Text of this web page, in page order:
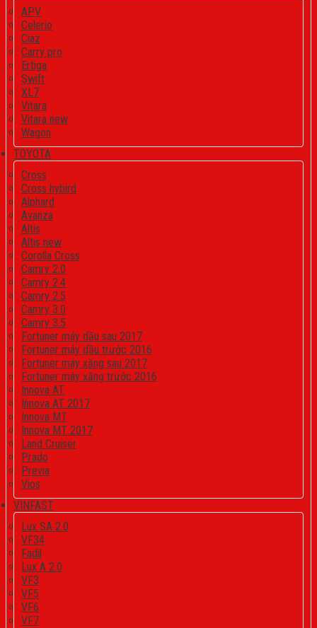
APV
Celerio
Ciaz
Carry pro
Ertiga
Swift
XL7
Vitara
Vitara new
Wagon
TOYOTA
Cross
Cross hybird
Alphard
Avanza
Altis
Altis new
Corolla Cross
Camry 2.0
Camry 2.4
Camry 2.5
Camry 3.0
Camry 3.5
Fortuner máy dầu sau 2017
Fortuner máy dầu trước 2016
Fortuner máy xăng sau 2017
Fortuner máy xăng trước 2016
Innova AT
Innova AT 2017
Innova MT
Innova MT 2017
Land Cruiser
Prado
Previa
Vios
VINFAST
Lux SA 2.0
VF34
Fadil
Lux A 2.0
VF3
VF5
VF6
VF7